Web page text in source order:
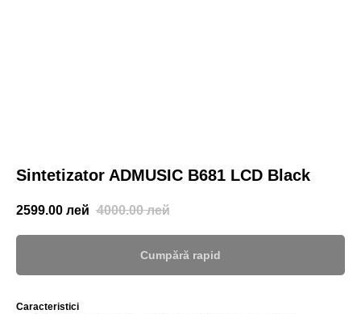
Sintetizator ADMUSIC B681 LCD Black
2599.00 лей 4000.00 лей
Cumpără rapid
Caracteristici